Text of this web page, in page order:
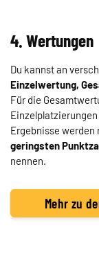
4. Wertungen
Du kannst an
Einzelwertung,
Für die
Ergebnisse
geringsten
nennen.
Mehr zu